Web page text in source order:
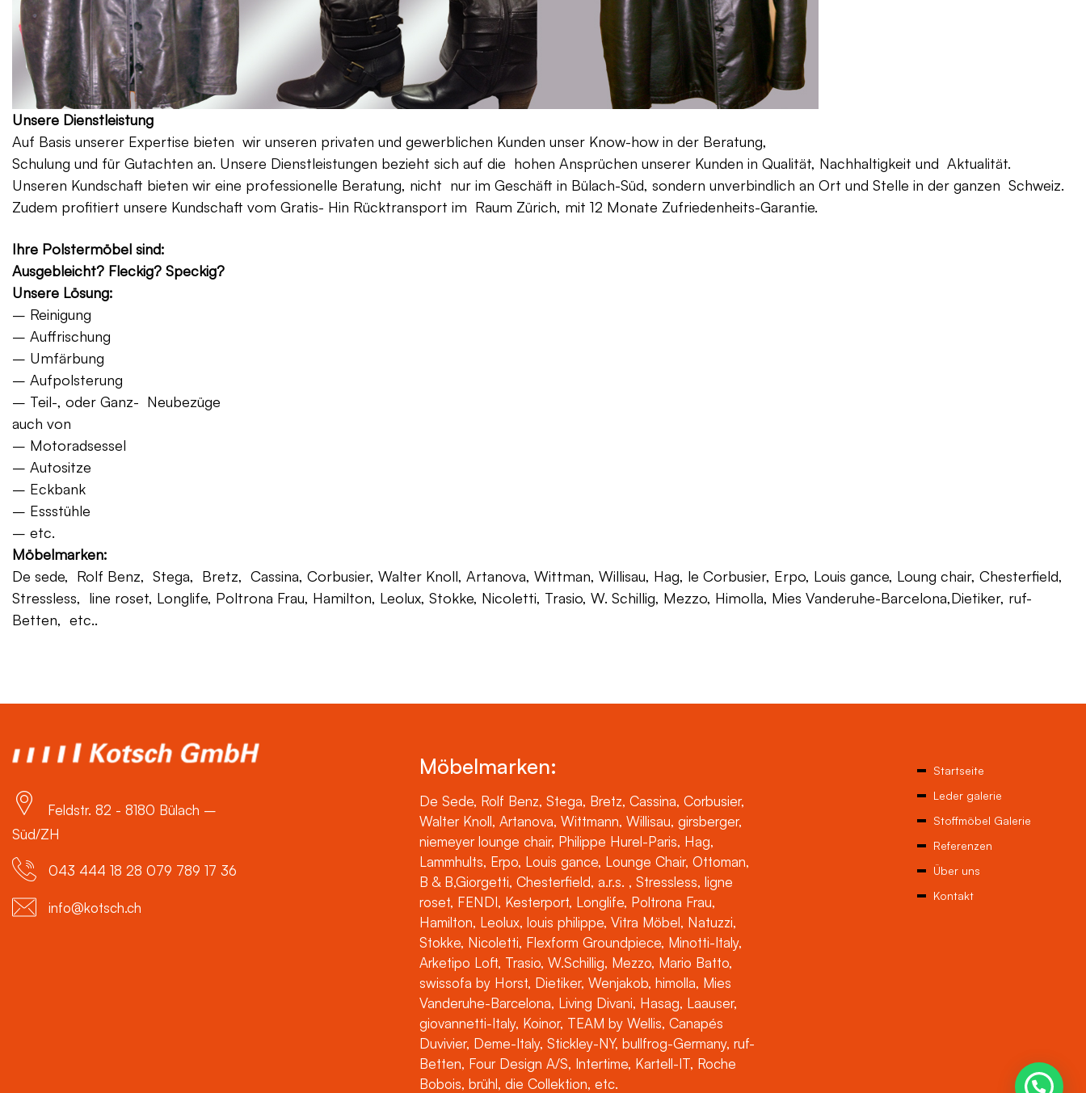
Unsere Dienstleistung
Auf Basis unserer Expertise bieten wir unseren privaten und gewerblichen Kunden unser Know-how in der Beratung,
Schulung und für Gutachten an. Unsere Dienstleistungen bezieht sich auf die hohen Ansprüchen unserer Kunden in Qualität, Nachhaltigkeit und Aktualität.
Unseren Kundschaft bieten wir eine professionelle Beratung, nicht nur im Geschäft in Bülach-Süd, sondern unverbindlich an Ort und Stelle in der ganzen Schweiz.
Zudem profitiert unsere Kundschaft vom Gratis- Hin Rücktransport im Raum Zürich, mit 12 Monate Zufriedenheits-Garantie.
Ihre Polstermöbel sind:
Ausgebleicht? Fleckig? Speckig?
Unsere Lösung:
– Reinigung
– Auffrischung
– Umfärbung
– Aufpolsterung
– Teil-, oder Ganz- Neubezüge
auch von
– Motoradsessel
– Autositze
– Eckbank
– Essstühle
– etc.
Möbelmarken:
De sede, Rolf Benz, Stega, Bretz, Cassina, Corbusier, Walter Knoll, Artanova, Wittman, Willisau, Hag, le Corbusier, Erpo, Louis gance, Loung chair, Chesterfield,
Stressless, line roset, Longlife, Poltrona Frau, Hamilton, Leolux, Stokke, Nicoletti, Trasio, W. Schillig, Mezzo, Himolla, Mies Vanderuhe-Barcelona,Dietiker, ruf-
Betten, etc..
Feldstr. 82 - 8180 Bülach –
Süd/ZH
043 444 18 28 079 789 17 36
info@kotsch.ch
Möbelmarken:
De Sede, Rolf Benz, Stega, Bretz, Cassina, Corbusier,
Walter Knoll, Artanova, Wittmann, Willisau, girsberger,
niemeyer lounge chair, Philippe Hurel-Paris, Hag,
Lammhults, Erpo, Louis gance, Lounge Chair, Ottoman,
B & B,Giorgetti, Chesterfield, a.r.s. , Stressless, ligne
roset, FENDI, Kesterport, Longlife, Poltrona Frau,
Hamilton, Leolux, louis philippe, Vitra Möbel, Natuzzi,
Stokke, Nicoletti, Flexform Groundpiece, Minotti-Italy,
Arketipo Loft, Trasio, W.Schillig, Mezzo, Mario Batto,
swissofa by Horst, Dietiker, Wenjakob, himolla, Mies
Vanderuhe-Barcelona, Living Divani, Hasag, Laauser,
giovannetti-Italy, Koinor, TEAM by Wellis, Canapés
Duvivier, Deme-Italy, Stickley-NY, bullfrog-Germany, ruf-
Betten, Four Design A/S, Intertime, Kartell-IT, Roche
Bobois, brühl, die Collektion, etc.
Startseite
Leder galerie
Stoffmöbel Galerie
Referenzen
Über uns
Kontakt